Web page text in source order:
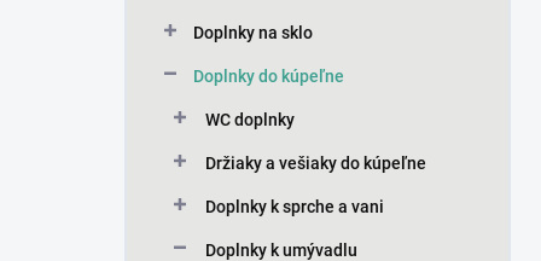
Doplnky na sklo
Doplnky do kúpeľne
WC doplnky
Držiaky a vešiaky do kúpeľne
Doplnky k sprche a vani
Doplnky k umývadlu